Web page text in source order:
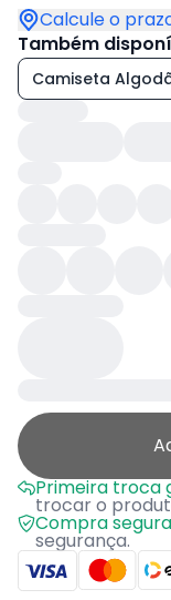
Calcule o
Também
Camiseta
Primeira troca
trocar o
Compra
segurança.